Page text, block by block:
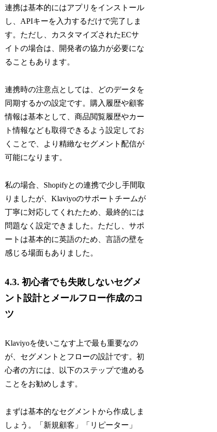
連携は基本的にはアプリをインストール
し、APIキーを入力するだけで完了しま
す。ただし、カスタマイズされたECサ
イトの場合は、開発者の協力が必要にな
ることもあります。
連携時の注意点としては、どのデータを
同期するかの設定です。購入履歴や顧客
情報は基本として、商品閲覧履歴やカー
ト情報なども取得できるよう設定してお
くことで、より精緻なセグメント配信が
可能になります。
私の場合、Shopifyとの連携で少し手間取
りましたが、Klaviyoのサポートチームが
丁寧に対応してくれたため、最終的には
問題なく設定できました。ただし、サポ
ートは基本的に英語のため、言語の壁を
感じる場面もありました。
4.3. 初心者でも失敗しないセグメ
ント設計とメールフロー作成のコ
ツ
Klaviyoを使いこなす上で最も重要なの
が、セグメントとフローの設計です。初
心者の方には、以下のステップで進める
ことをお勧めします。
まずは基本的なセグメントから作成しま
しょう。「新規顧客」「リピーター」